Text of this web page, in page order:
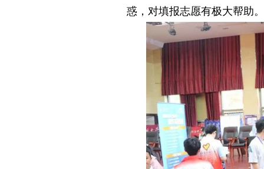
惑，对填报志愿有极大帮助